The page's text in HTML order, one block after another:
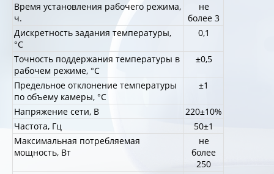
Время установления рабочего режима,
ч.
не
более 3
Дискретность задания температуры,
°С
0,1
Точность поддержания температуры в
рабочем режиме, °С
±0,5
Предельное отклонение температуры
по объему камеры, °С
±1
Напряжение сети, В
220±10%
Частота, Гц
50±1
Максимальная потребляемая
мощность, Вт
не
более
250